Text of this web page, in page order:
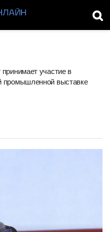
участие в
промышленной выставке